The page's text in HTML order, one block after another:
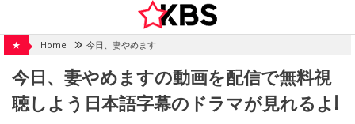
content
★ Home 今日、妻やめます
今日、妻やめますの動画を配信で無料視
聴しよう日本語字幕のドラマが見れるよ!